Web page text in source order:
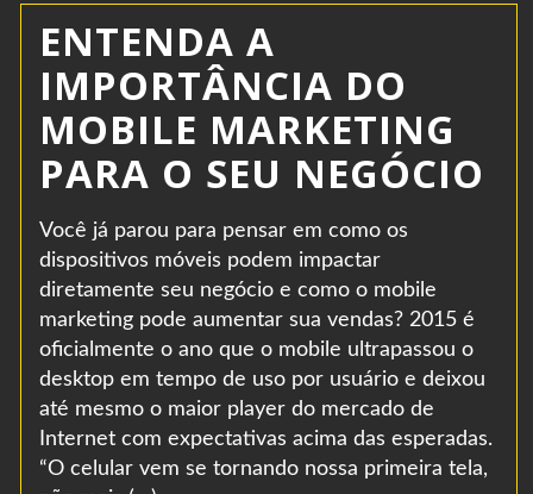
ENTENDA A
IMPORTÂNCIA DO
MOBILE MARKETING
PARA O SEU NEGÓCIO
Você já parou para pensar em como os
dispositivos móveis podem impactar
diretamente seu negócio e como o mobile
marketing pode aumentar sua vendas? 2015 é
oficialmente o ano que o mobile ultrapassou o
desktop em tempo de uso por usuário e deixou
até mesmo o maior player do mercado de
Internet com expectativas acima das esperadas.
“O celular vem se tornando nossa primeira tela,